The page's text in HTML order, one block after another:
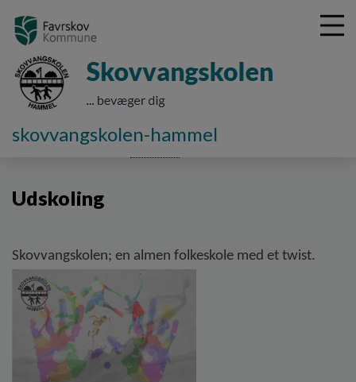
skovvangskolen-hammel
Skolens afdelinger
Udskoling
Skovvangskolen; en almen folkeskole med et twist.